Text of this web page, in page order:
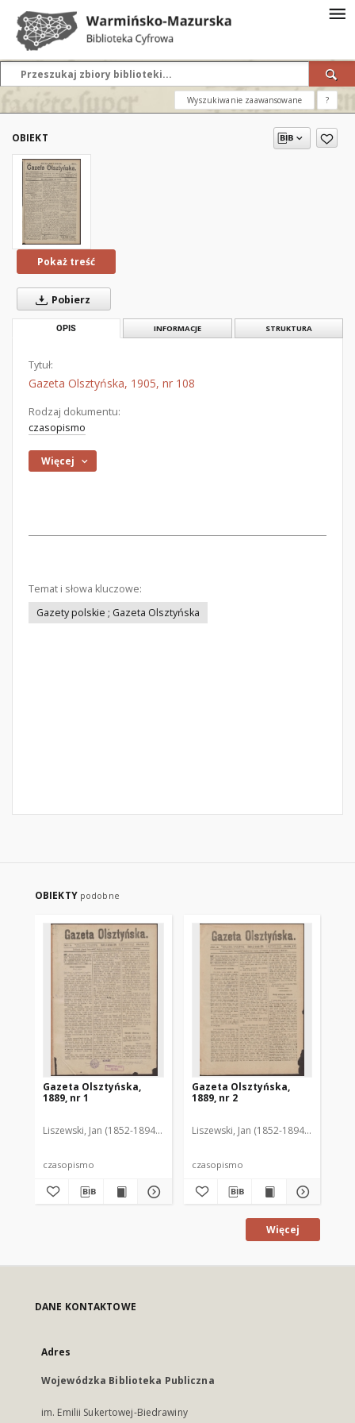
Wyszukiwanie zaawansowane ?
OBIEKT
Pokaż treść
Pobierz
OPIS INFORMACJE STRUKTURA
Tytuł:
Gazeta Olsztyńska, 1905, nr 108
Rodzaj dokumentu:
czasopismo
Więcej
Temat i słowa kluczowe:
Gazety polskie ; Gazeta Olsztyńska
OBIEKTY podobne
Gazeta Olsztyńska,
1889, nr 1
Liszewski, Jan (1852-1894). Red.
czasopismo
Gazeta Olsztyńska,
1889, nr 2
Liszewski, Jan (1852-1894). Red.
czasopismo
Więcej
DANE KONTAKTOWE
Adres
Wojewódzka Biblioteka Publiczna
im. Emilii Sukertowej-Biedrawiny